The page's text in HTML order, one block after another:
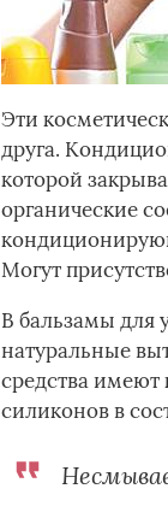
Эти
друга.
которой
органические
Могут
В бальзамы для
натуральные
средства
силиконов в